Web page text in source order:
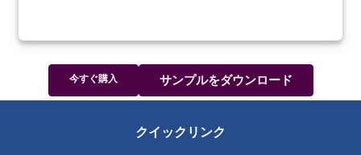
今すぐ購入 サンプルをダウンロード
クイックリンク